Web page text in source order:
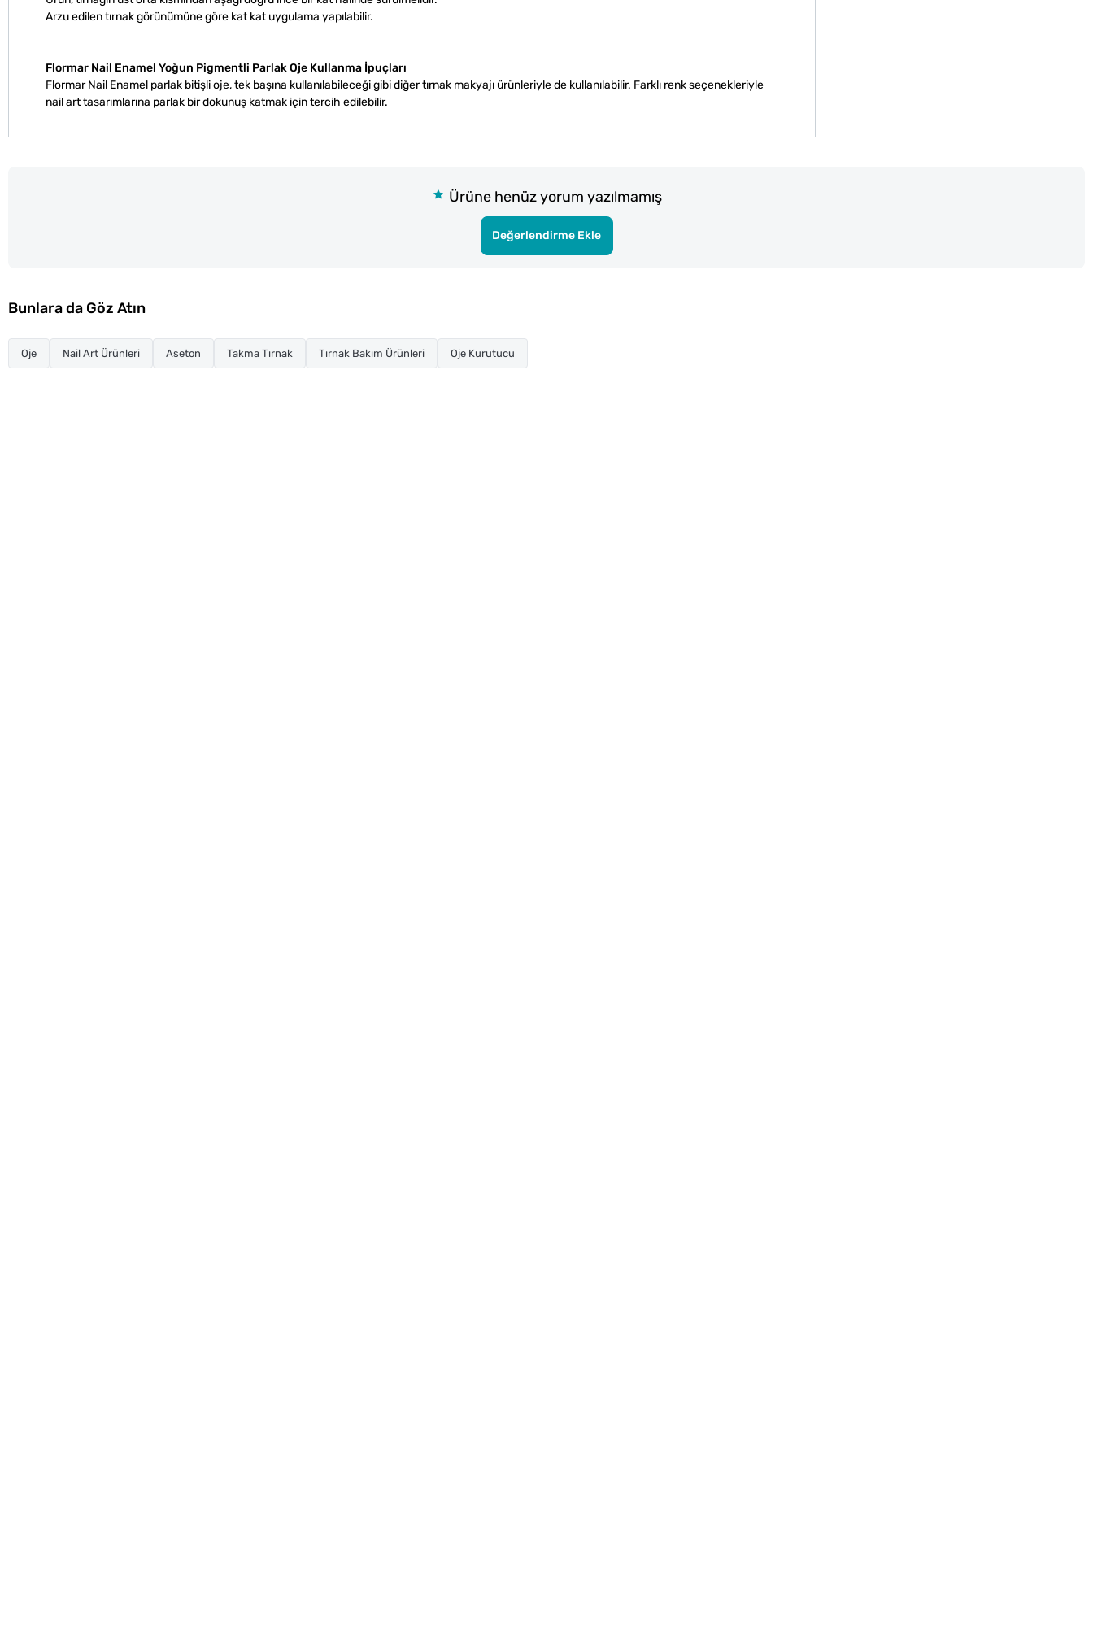
Arzu edilen tırnak görünümüne göre kat kat uygulama yapılabilir.
Flormar Nail Enamel Yoğun Pigmentli Parlak Oje Kullanma İpuçları
Flormar Nail Enamel parlak bitişli oje, tek başına kullanılabileceği gibi diğer tırnak makyajı ürünleriyle de kullanılabilir. Farklı renk seçenekleriyle
nail art tasarımlarına parlak bir dokunuş katmak için tercih edilebilir.
Ürüne henüz yorum yazılmamış
Değerlendirme Ekle
Bunlara da Göz Atın
Oje Nail Art Ürünleri Aseton Takma Tırnak Tırnak Bakım Ürünleri Oje Kurutucu